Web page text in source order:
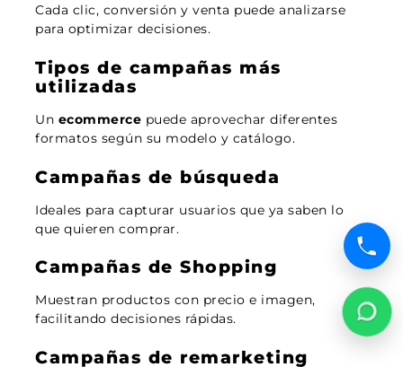
Cada clic, conversión y venta puede analizarse
para optimizar decisiones.
Tipos de campañas más
utilizadas
Un ecommerce puede aprovechar diferentes
formatos según su modelo y catálogo.
Campañas de búsqueda
Ideales para capturar usuarios que ya saben lo
que quieren comprar.
Campañas de Shopping
Muestran productos con precio e imagen,
facilitando decisiones rápidas.
Campañas de remarketing